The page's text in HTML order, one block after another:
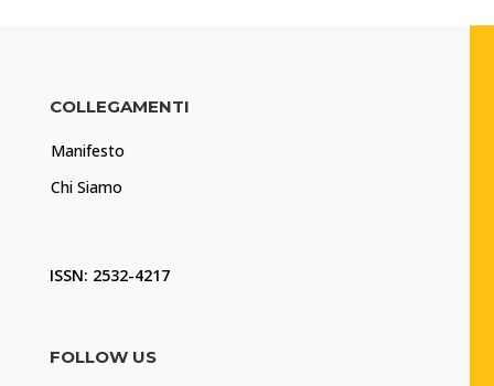
COLLEGAMENTI
Manifesto
Chi Siamo
ISSN: 2532-4217
FOLLOW US